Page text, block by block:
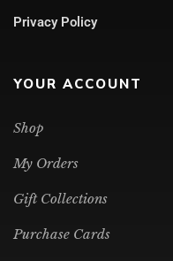
Privacy Policy
YOUR ACCOUNT
Shop
My Orders
Gift Collections
Purchase Cards